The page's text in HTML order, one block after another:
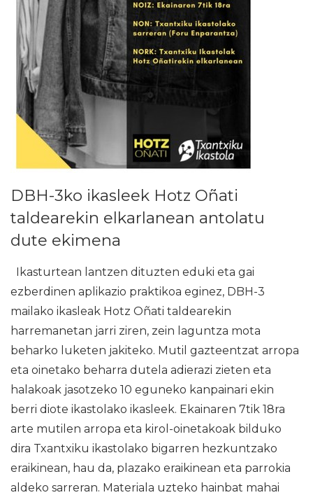
DBH-3ko ikasleek Hotz Oñati
taldearekin elkarlanean antolatu
dute ekimena
Ikasturtean lantzen dituzten eduki eta gai
ezberdinen aplikazio praktikoa eginez, DBH-3
mailako ikasleak Hotz Oñati taldearekin
harremanetan jarri ziren, zein laguntza mota
beharko luketen jakiteko. Mutil gazteentzat arropa
eta oinetako beharra dutela adierazi zieten eta
halakoak jasotzeko 10 eguneko kanpainari ekin
berri diote ikastolako ikasleek. Ekainaren 7tik 18ra
arte mutilen arropa eta kirol-oinetakoak bilduko
dira Txantxiku ikastolako bigarren hezkuntzako
eraikinean, hau da, plazako eraikinean eta parrokia
aldeko sarreran. Materiala uzteko hainbat mahai